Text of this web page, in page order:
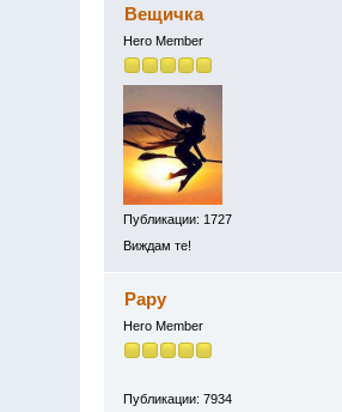
Вещичка
Hero Member
Публикации: 1727
Виждам те!
Papy
Hero Member
Публикации: 7934